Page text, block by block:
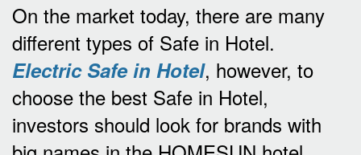
On the market today, there are many
different types of Safe in Hotel.
Electric Safe in Hotel, however, to
choose the best Safe in Hotel,
investors should look for brands with